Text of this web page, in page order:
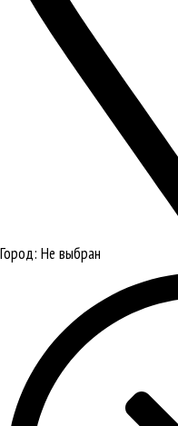
Город: Не выбран